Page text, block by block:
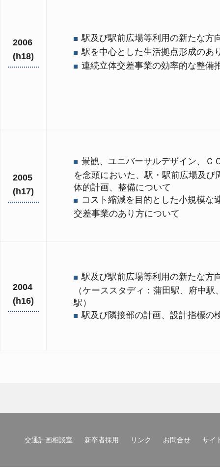
2006
(h18)
駅及び駅前広場等利用の新たな方
駅を中心とした生活拠点形成のあ
連続立体交差事業の効率的な整備
2005
(h17)
景観、ユニバーサルデザイン、Ｃ
を念頭においた、駅・駅前広場及び
体的計画、整備について
コスト縮減を目的とした小規模な
交差事業のあり方について
2004
(h16)
駅及び駅前広場等利用の新たな方
（ケーススタディ：蒲田駅、府中駅
駅）
駅及び隣接部の計画、設計指標の
交通計画相談室 新卒者採用 リンク お問合せ サイ